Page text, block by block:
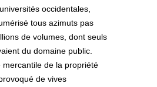
occidentales,
tous azimuts pas
de volumes, dont seuls
du domaine public.
mercantile de la propriété
de vives